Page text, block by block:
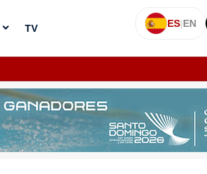
TV ES|EN